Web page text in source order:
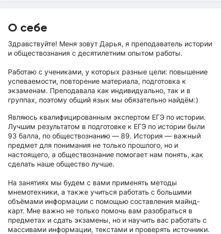
О себе
Здравствуйте! Меня зовут Дарья, я преподаватель истории
и обществознания с десятилетним опытом работы.
Работаю с учениками, у которых разные цели: повышение
успеваемости, повторение материала, подготовка к
экзаменам. Преподавала как индивидуально, так и в
группах, поэтому общий язык мы обязательно найдём:)
Являюсь квалифицированным экспертом ЕГЭ по истории.
Лучшим результатом в подготовке к ЕГЭ по истории были
93 балла, по обществознанию — 89. История — важный
предмет для понимания не только прошлого, но и
настоящего, а обществознание помогает нам понять, как
сделать наше общество лучше.
На занятиях мы будем с вами применять методы
мнемотехники, а также учиться работать с большими
объёмами информации с помощью составления майнд-
карт. Мне важно не только помочь вам разобраться в
предметах и сдать экзамены, но и научить вас работать с
массивами информации, текстами и проверять источники.